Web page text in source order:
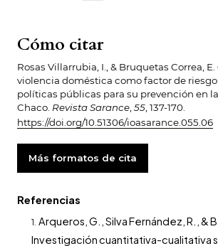
Cómo citar
Rosas Villarrubia, I., & Bruquetas Correa, E.
violencia doméstica como factor de
políticas públicas para su prevención en
Chaco. Revista Sarance 55 , 137-170.
https://doi.org/10.51306/ioasarance.055.06
Más formatos de cita
Referencias
Arqueros, G., Silva Fernández, R., &
Investigación cuantitativa-cualitativa